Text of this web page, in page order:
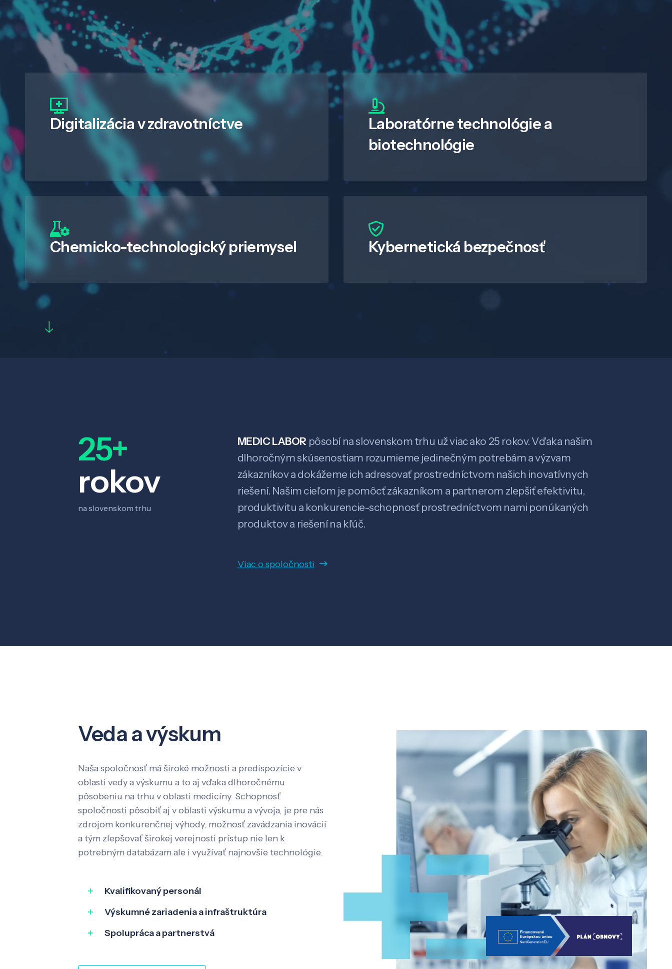
Digitalizáciav zdravotníctve
Laboratórne technológie a
biotechnológie
Chemicko-technologický priemysel Kybernetická bezpečnosť
25+
rokov
na slovenskom trhu
MEDIC LABOR pôsobí na slovenskom trhu už viac ako 25 rokov. Vďaka našim
dlhoročným skúsenostiam rozumieme jedinečným potrebám a výzvam
zákazníkov a dokážeme ich adresovať prostredníctvom našich inovatívnych
riešení. Našim cieľom je pomôcť zákazníkom a partnerom zlepšiť efektivitu,
produktivitu a konkurencie-schopnosť prostredníctvom nami ponúkaných
produktov a riešení na kľúč.
Viac o spoločnosti
Veda a výskum
Naša spoločnosť má široké možnosti a predispozície v
oblasti vedy a výskumu a to aj vďaka dlhoročnému
pôsobeniu na trhu v oblasti medicíny. Schopnosť
spoločnosti pôsobiť aj v oblasti výskumu a vývoja, je pre nás
zdrojom konkurenčnej výhody, možnosť zavádzania inovácií
a tým zlepšovať širokej verejnosti prístup nie len k
potrebným databázam ale i využívať najnovšie technológie.
Kvalifikovaný personál
Výskumné zariadenia a infraštruktúra
Spolupráca a partnerstvá